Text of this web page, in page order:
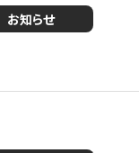
お知らせ